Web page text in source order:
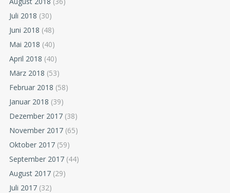
Juli 2018 (30)
Juni 2018 (48)
Mai 2018 (40)
April 2018 (40)
März 2018 (53)
Februar 2018 (58)
Januar 2018 (39)
Dezember 2017 (38)
November 2017 (65)
Oktober 2017 (59)
September 2017 (44)
August 2017 (29)
Juli 2017 (32)